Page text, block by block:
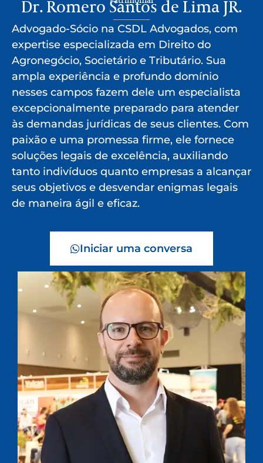
Dr. Romero Santos de Lima JR.
Advogado-Sócio na CSDL Advogados, com
expertise especializada em Direito do
Agronegócio, Societário e Tributário. Sua
ampla experiência e profundo domínio
nesses campos fazem dele um especialista
excepcionalmente preparado para atender
às demandas jurídicas de seus clientes. Com
paixão e uma promessa firme, ele fornece
soluções legais de excelência, auxiliando
tanto indivíduos quanto empresas a alcançar
seus objetivos e desvendar enigmas legais
de maneira ágil e eficaz.
Iniciar uma conversa